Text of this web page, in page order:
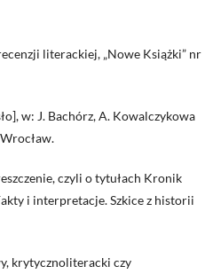
literackiej, „Nowe Książki” nr
w: J. Bachórz, A. Kowalczykowa
czyli o tytułach Kronik
i interpretacje. Szkice z historii
krytycznoliteracki czy